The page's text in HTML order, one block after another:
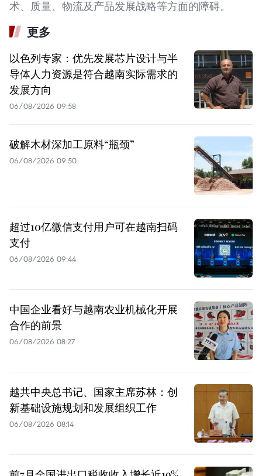
术、质量、物流及产品发展战略等方面的障碍。
更多
以色列专家：优先发展芯片设计与半
导体人力资源是符合越南实际需求的
发展方向
06/08/2026 09:58
破解木材深加工原料“瓶颈”
06/08/2026 09:50
超过10亿微信支付用户可在越南扫码
支付
06/08/2026 09:44
中国企业看好与越南农业机械化开展
合作的前景
06/08/2026 08:27
越共中央总书记、国家主席苏林：创
新基础设施规划和发展组织工作
06/08/2026 08:14